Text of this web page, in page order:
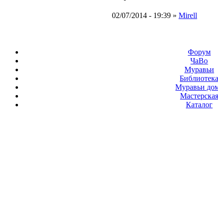
02/07/2014 - 19:39 » Mirell
Форум
ЧаВо
Муравьи
Муравьи
Мастерская
Каталог